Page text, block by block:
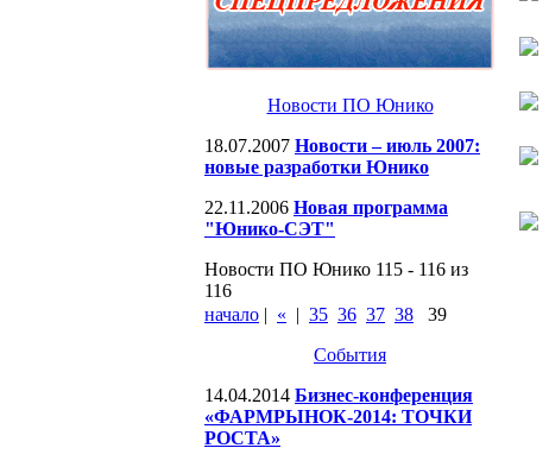
Новости ПО Юнико
18.07.2007 Новости – июль 2007:
новые разработки Юнико
22.11.2006 Новая программа
"Юнико-СЭТ"
Новости ПО Юнико 115 - 116 из
116
начало | « | 35 36 37 38
39
События
14.04.2014 Бизнес-конференция
«ФАРМРЫНОК-2014: ТОЧКИ
РОСТА»